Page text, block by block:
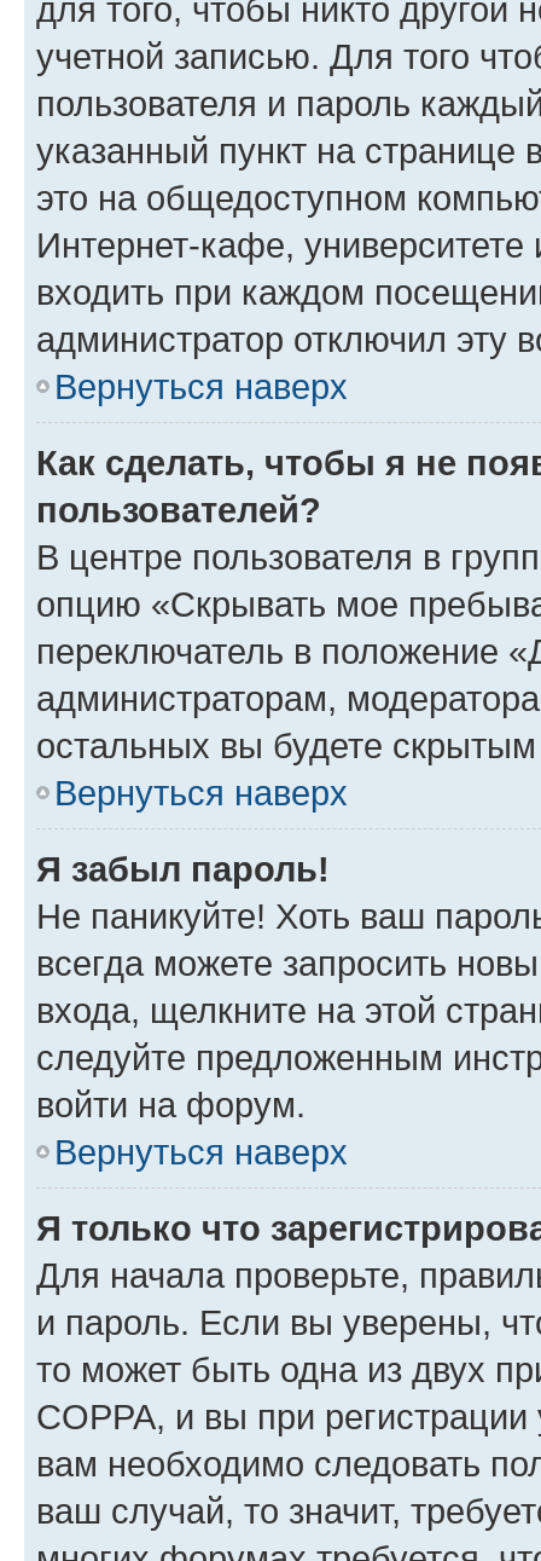
для того, чтобы никто другой
учетной записью. Для того
пользователя и пароль
указанный пункт на
это на общедоступном
Интернет-кафе, университете
входить при каждом
администратор отключил эту
Вернуться наверх
Как сделать, чтобы я не
пользователей?
В центре пользователя в
опцию «Скрывать мое
переключатель в положение
администраторам,
остальных вы будете
Вернуться наверх
Я забыл пароль!
Не паникуйте! Хоть ваш
всегда можете запросить
входа, щелкните на этой
следуйте предложенным
войти на форум.
Вернуться наверх
Я только что
Для начала проверьте,
и пароль. Если вы уверены,
то может быть одна из двух
COPPA, и вы при
вам необходимо следовать
ваш случай, то значит,